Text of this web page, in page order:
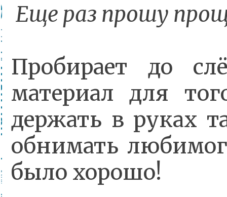
Еще раз прошу
Пробирает до
материал для
держать в руках
обнимать
было хорошо!